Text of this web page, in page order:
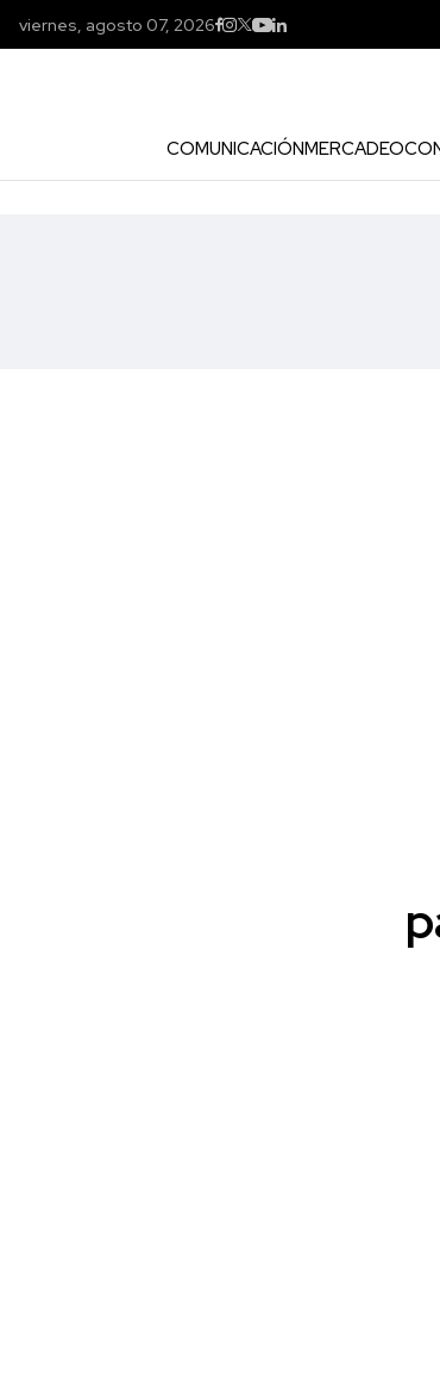
viernes, agosto 07, 2026
COMUNICACIÓNMERCADEO